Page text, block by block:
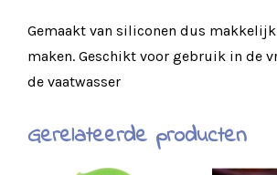
Gemaakt van siliconen dus
maken. Geschikt voor gebruik in de
de vaatwasser
Gerelateerde producten